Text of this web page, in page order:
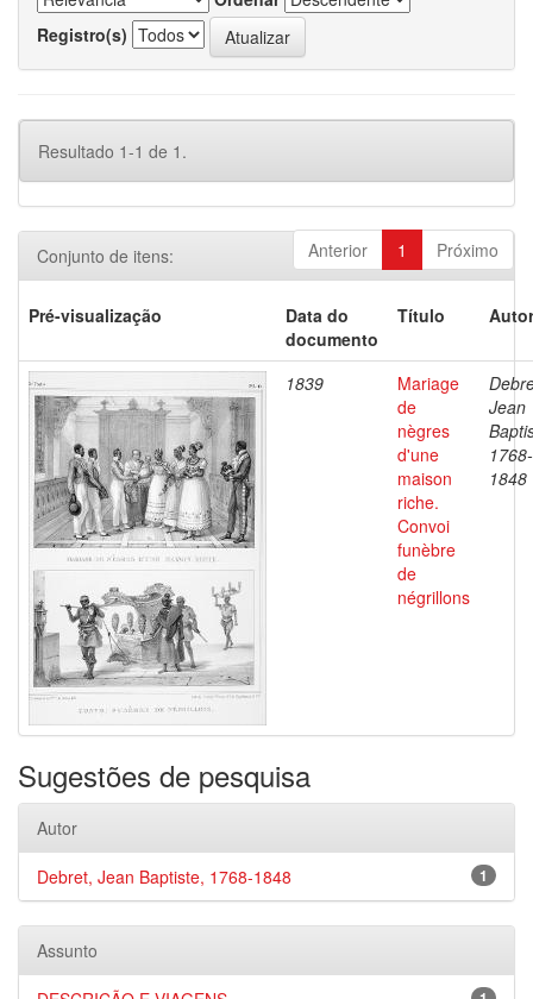
Registro(s)
Resultado 1-1 de 1.
Anterior 1 Próximo
Conjunto de itens:
Pré-visualização
Data do
documento
Título
1839
Mariage
de
nègres
d'une
maison
riche.
Convoi
funèbre
de
négrillons
Jean
1768-
1848
Sugestões de pesquisa
Autor
1
Debret, Jean Baptiste, 1768-1848
Assunto